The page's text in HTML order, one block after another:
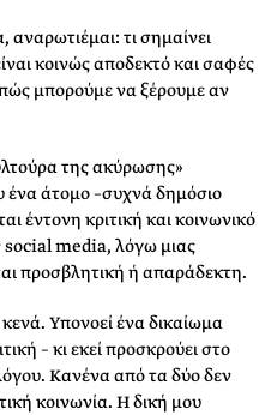
αναρωτιέμαι: τι σημαίνει
κοινώς αποδεκτό και σαφές
μπορούμε να ξέρουμε αν
της ακύρωσης»
ένα άτομο –συχνά δημόσιο
έντονη κριτική και κοινωνικό
media, λόγω μιας
προσβλητική ή απαράδεκτη.
Υπονοεί ένα δικαίωμα
– κι εκεί προσκρούει στο
Κανένα από τα δύο δεν
κοινωνία. Η δική μου